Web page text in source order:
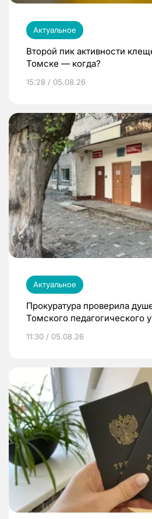
Актуальное
Второй пик активности
Томске — когда?
15:28 / 05.08.26
Актуальное
Прокуратура проверила
Томского педагогического
11:30 / 05.08.26